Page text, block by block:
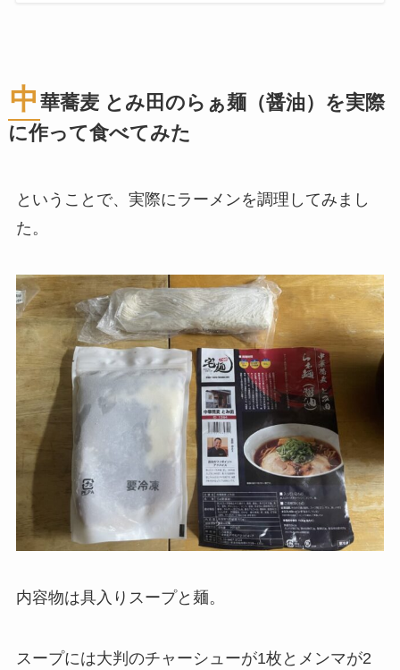
中 華蕎麦 とみ田のらぁ麺（醤油）を実際
に作って食べてみた
ということで、実際にラーメンを調理してみまし
た。
内容物は具入りスープと麺。
スープには大判のチャーシューが1枚とメンマが2